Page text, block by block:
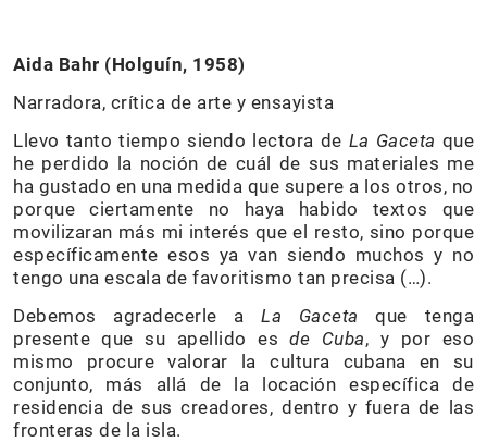
Aida Bahr (Holguín, 1958)
Narradora, crítica de arte y ensayista
Llevo tanto tiempo siendo lectora de La Gaceta que
he perdido la noción de cuál de sus materiales me
ha gustado en una medida que supere a los otros, no
porque ciertamente no haya habido textos que
movilizaran más mi interés que el resto, sino porque
específicamente esos ya van siendo muchos y no
tengo una escala de favoritismo tan precisa (…).
Debemos agradecerle aLa Gaceta que tenga
presente que su apellido esde Cuba, y por eso
mismo procure valorar la cultura cubana en su
conjunto, más allá de la locación específica de
residencia de sus creadores, dentro y fuera de las
fronteras de la isla.